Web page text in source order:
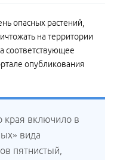
опасных растений,
на территории
соответствующее
опубликования
края включило в
вида
пятнистый,